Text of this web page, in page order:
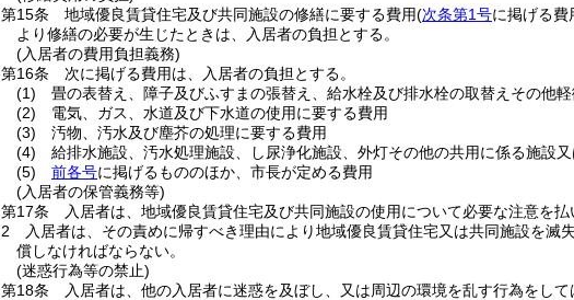
第15条
地域優良賃貸住宅及び共同施設の修繕に要する費用(次条第1号に掲げる費
より修繕の必要が生じたときは、入居者の負担とする。
(入居者の費用負担義務)
第16条
次に掲げる費用は、入居者の負担とする。
(1)
畳の表替え、障子及びふすまの張替え、給水栓及び排水栓の取替えその他
(2)
電気、ガス、水道及び下水道の使用に要する費用
(3)
汚物、汚水及び塵芥の処理に要する費用
(4)
給排水施設、汚水処理施設、し尿浄化施設、外灯その他の共用に係る施設
(5)
前各号に掲げるもののほか、市長が定める費用
(入居者の保管義務等)
第17条
入居者は、地域優良賃貸住宅及び共同施設の使用について必要な注意を
2
入居者は、その責めに帰すべき理由により地域優良賃貸住宅又は共同施設を
償しなければならない。
(迷惑行為等の禁止)
第18条
入居者は、他の入居者に迷惑を及ぼし、又は周辺の環境を乱す行為をして